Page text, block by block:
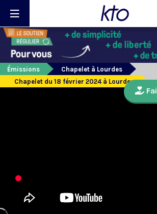
Émissions
Chapelet à Lourdes
Chapelet du 18 février 2024 à Lourdes